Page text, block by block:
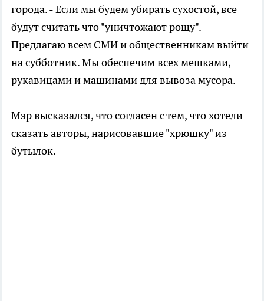
города. - Если мы будем убирать сухостой, все
будут считать что "уничтожают рощу".
Предлагаю всем СМИ и общественникам выйти
на субботник. Мы обеспечим всех мешками,
рукавицами и машинами для вывоза мусора.
Мэр высказался, что согласен с тем, что хотели
сказать авторы, нарисовавшие "хрюшку" из
бутылок.